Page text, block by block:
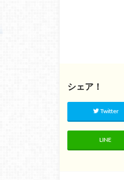
シェア！
Twitter
LINE